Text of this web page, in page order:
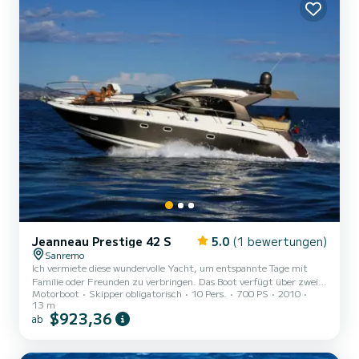
Jeanneau Prestige 42 S 5.0 (1 bewertungen)
Sanremo
Ich vermiete diese wundervolle Yacht, um entspannte Tage mit
Familie oder Freunden zu verbringen. Das Boot verfügt über zwei
komfortable Doppelkabinen sowie eine gemütliche umwandelbare
Essecke, die zwei weitere Gäste übernachten lässt. Es gibt eine voll
ausgestattete Küche für verschiedene Zubereitungen. Draußen
Motorboot Skipper obligatorisch 10 Pers. 700 PS
2010
13 m
ab $923,36